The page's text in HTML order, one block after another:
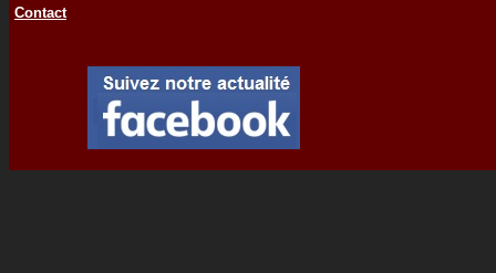
Contact